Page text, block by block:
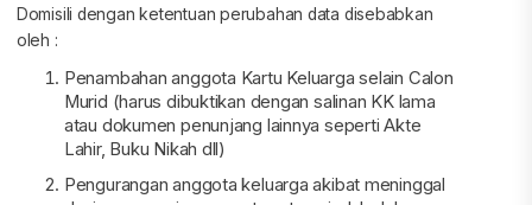
Domisili dengan ketentuan perubahan data disebabkan
oleh :
Penambahan anggota Kartu Keluarga selain Calon
Murid (harus dibuktikan dengan salinan KK lama
atau dokumen penunjang lainnya seperti Akte
Lahir, Buku Nikah dll)
Pengurangan anggota keluarga akibat meninggal